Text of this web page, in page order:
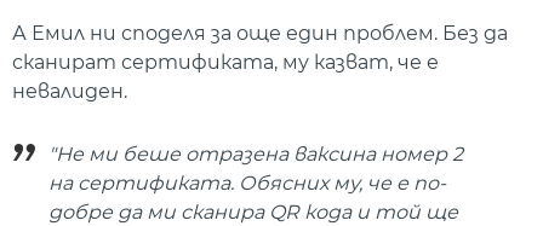
А Емил ни споделя за още един проблем. Без да
сканират сертификата, му казват, че е
невалиден.
"Не ми беше отразена ваксина номер 2
на сертификата. Обясних му, че е по-
добре да ми сканира QR кода и той ще